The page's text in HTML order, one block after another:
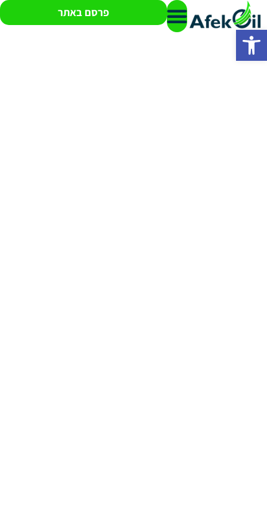
פתח סרגל נגישות
פרסם באתר